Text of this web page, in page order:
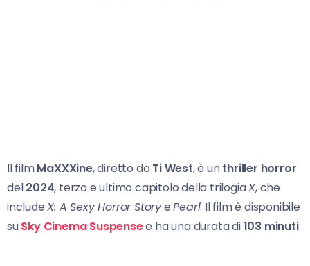
Il filmMaXXXine, diretto daTi West, è unthriller horror
del2024, terzo e ultimo capitolo della trilogiaX, che
includeX: A Sexy Horror StoryePearl. Il film è disponibile
suSky Cinema Suspensee ha una durata di103 minuti.